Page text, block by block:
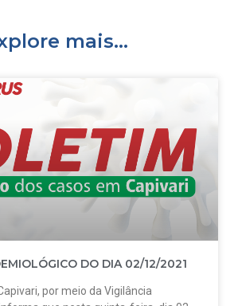
mais...
DO DIA 02/12/2021
por meio da Vigilância